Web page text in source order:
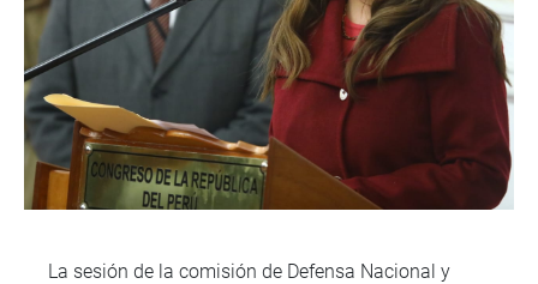
La sesión de la comisión de Defensa Nacional y